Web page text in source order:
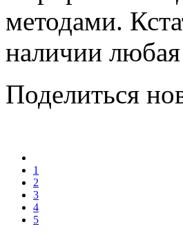
методами.
наличии
Поделиться
1
2
3
4
5